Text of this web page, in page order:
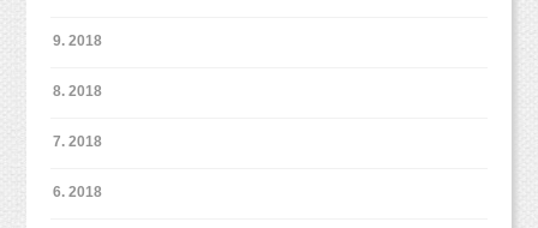
9. 2018
8. 2018
7. 2018
6. 2018